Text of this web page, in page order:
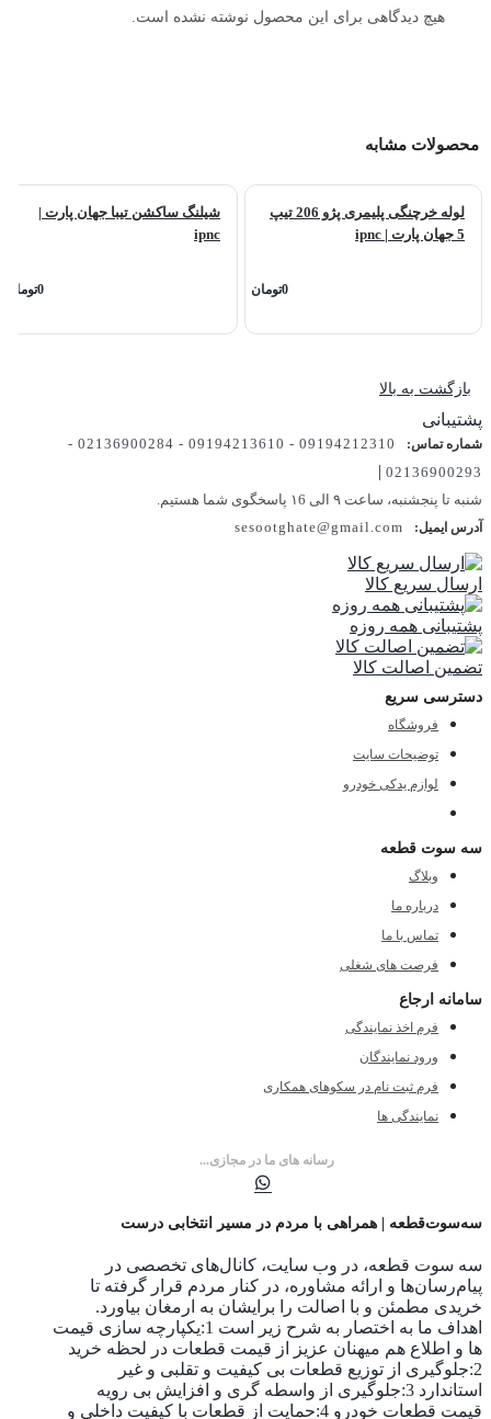
هیچ دیدگاهی برای این محصول نوشته نشده است.
محصولات مشابه
لوله خرچنگی پلیمری پژو 206 تیپ
5 جهان پارت | ipnc
0تومان
شیلنگ ساکشن تیبا جهان پارت |
ipnc
0تومان
بازگشت به بالا
پشتیبانی
شماره تماس:
09194212310 - 09194213610 - 02136900284 -
02136900293
|
شنبه تا پنجشنبه، ساعت ۹ الی ۱6 پاسخگوی شما هستیم.
آدرس ایمیل: sesootghate@gmail.com
ارسال سریع کالا
پشتیبانی همه روزه
تضمین اصالت کالا
دسترسی سریع
فروشگاه
توضیحات سایت
لوازم یدکی خودرو
سه سوت قطعه
وبلاگ
درباره ما
تماس با ما
فرصت های شغلی
سامانه ارجاع
فرم اخذ نمایندگی
ورود نمایندگان
فرم ثبت نام در سکوهای همکاری
نمایندگی ها
رسانه های ما در مجازی...
سه‌سوت‌قطعه | همراهی با مردم در مسیر انتخابی درست
سه سوت قطعه، در وب سایت، کانال‌های تخصصی در
پیام‌رسان‌ها و ارائه مشاوره، در کنار مردم قرار گرفته تا
خریدی مطمئن و با اصالت را برایشان به ارمغان بیاورد.
اهداف ما به اختصار به شرح زیر است 1:یکپارچه سازی قیمت
ها و اطلاع هم میهنان عزیز از قیمت قطعات در لحظه خرید
2:جلوگیری از توزیع قطعات بی کیفیت و تقلبی و غیر
استاندارد 3:جلوگیری از واسطه گری و افزایش بی رویه
قیمت قطعات خودرو 4:حمایت از قطعات با کیفیت داخلی و